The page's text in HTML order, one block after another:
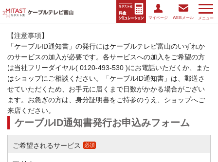
メニュー
マイページ WEBメール
【注意事項】
「ケーブルID通知書」の発行にはケーブルテレビ富山のいずれか
のサービスの加入が必要です。各サービスへの加入をご希望の方
は当社フリーダイヤル( 0120-493-530 )にお電話いただくか、また
はショップにご相談ください。「ケーブルID通知書」は、郵送さ
せていただくため、お手元に届くまで日数がかかる場合がござい
ます。お急ぎの方は、身分証明書をご持参のうえ、ショップへご
来店ください。
ケーブルID通知書発行お申込みフォーム
ご希望されるサービス 必須